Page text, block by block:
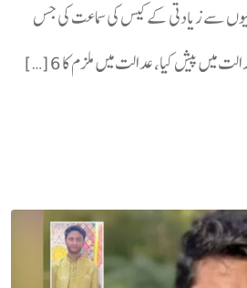
سے زیادتی کے کیس کی سماعت کی جس
میں پیش کیا، عدالت میں ملزم کا 6 […]